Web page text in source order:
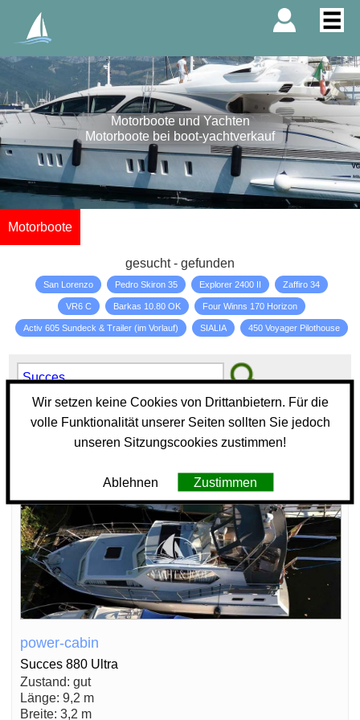
Motorboote und Yachten
Motorboote bei boot-yachtverkauf
Motorboote
gesucht - gefunden
San Lorenzo Pedro Skiron 35 Explorer 2400 II Zaffiro 34
VR6 C Barkas 10.80 OK Four Winns 170 Horizon
Activ 605 Sundeck & Trailer (im Vorlauf) SIALIA 450 Voyager Pilothouse
❌
1 Motorboote
power-cabin
Succes 880 Ultra
Zustand: gut
Länge: 9,2 m
Breite: 3,2 m
Wir setzen keine Cookies von Drittanbietern. Für die
volle Funktionalität unserer Seiten sollten Sie jedoch
unseren Sitzungscookies zustimmen!
Ablehnen Zustimmen